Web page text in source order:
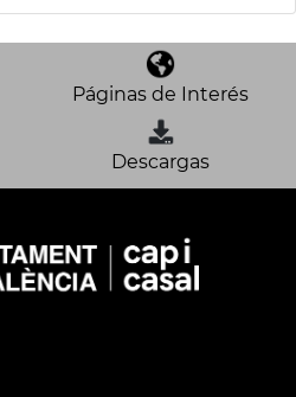
Páginas de Interés
Descargas